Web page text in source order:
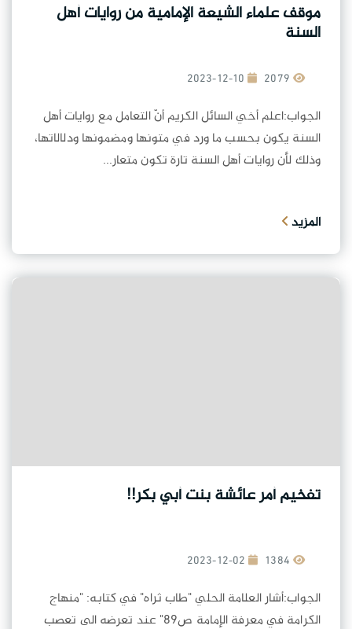
موقف علماء الشيعة الإمامية من روايات أهل
السنة
2023-12-10
الجواب:اعلم أخي السائل الكريم أنّ التعامل مع روايات أهل
السنة يكون بحسب ما ورد في متونها ومضمونها ودلالاتها،
وذلك لأن روايات أهل السنة تارة تكون متعار...
المزيد
تفخيم أمر عائشة بنت أبي بكر!!
2023-12-02
الجواب:أشار العلامة الحلي "طاب ثراه" في كتابه: "منهاج
الكرامة في معرفة الإمامة ص٨٩" عند تعرضه الى تعصب